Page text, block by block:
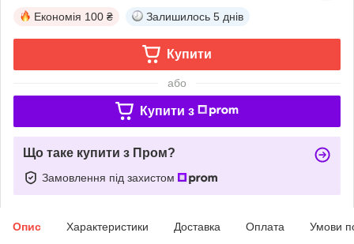
Економія 100 ₴ Залишилось 5 днів
Купити
або
Купити з
Що таке купити з Пром?
Замовлення під захистом
Опис Характеристики Доставка Оплата Умови